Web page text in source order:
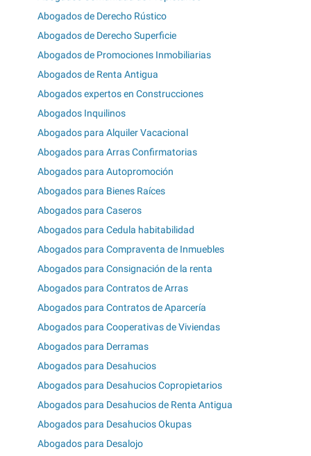
Abogados de Derecho Rústico
Abogados de Derecho Superficie
Abogados de Promociones Inmobiliarias
Abogados de Renta Antigua
Abogados expertos en Construcciones
Abogados Inquilinos
Abogados para Alquiler Vacacional
Abogados para Arras Confirmatorias
Abogados para Autopromoción
Abogados para Bienes Raíces
Abogados para Caseros
Abogados para Cedula habitabilidad
Abogados para Compraventa de Inmuebles
Abogados para Consignación de la renta
Abogados para Contratos de Arras
Abogados para Contratos de Aparcería
Abogados para Cooperativas de Viviendas
Abogados para Derramas
Abogados para Desahucios
Abogados para Desahucios Copropietarios
Abogados para Desahucios de Renta Antigua
Abogados para Desahucios Okupas
Abogados para Desalojo